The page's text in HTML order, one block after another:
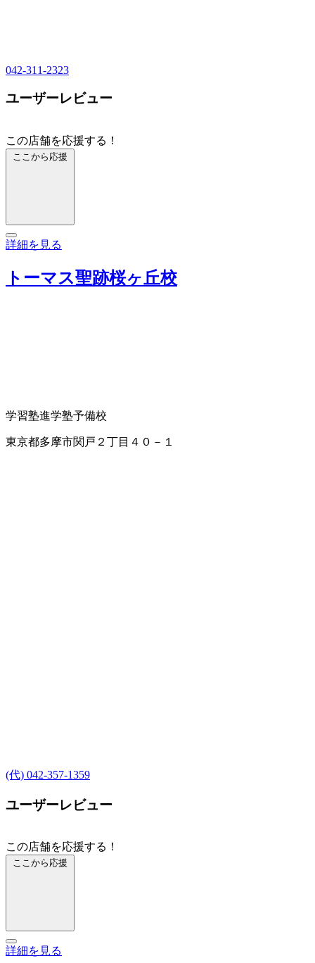
042-311-2323
ユーザーレビュー
この店舗を応援する！
ここから応援
詳細を見る
トーマス聖跡桜ヶ丘校
学習塾進学塾予備校
東京都多摩市関戸２丁目４０－１
(代) 042-357-1359
ユーザーレビュー
この店舗を応援する！
ここから応援
詳細を見る